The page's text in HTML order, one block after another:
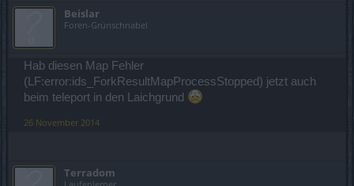
Beislar
Foren-Grünschnabel
Hab diesen Map Fehler
(LF:error:ids_ForkResultMapProcessStopped) jetzt auch
beim teleport in den Laichgrund
26 November 2014
Terradom